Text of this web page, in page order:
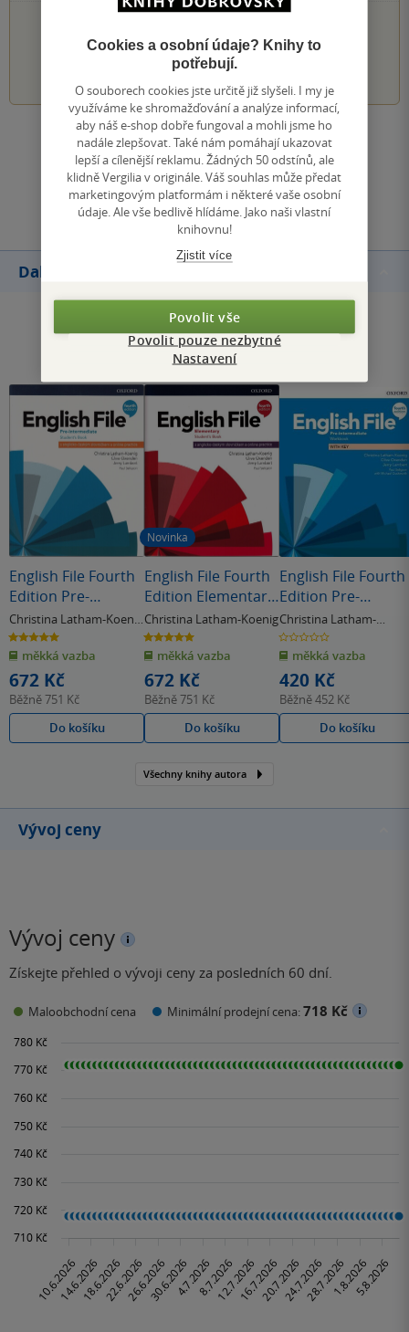
3 4 5
Zobrazit všechna hodnocení
Přidat hodnocení
Další knihy autora
English File Fourth
Edition Pre-
Intermediate
Student's Book s
anglicko-českým
slovníčkem a
Online Practice
Christina Latham-Koenig
& další
5.0
z
5
hvězdiček
měkká vazba
672 Kč
Běžně751 Kč
Do košíku
Novinka
English File Fourth
Edition Elementary
Student's Book s
anglicko-českým
slovníčkem a
Online Practice
Christina Latham-Koenig
5.0
z
5
hvězdiček
měkká vazba
672 Kč
Běžně751 Kč
Do košíku
English File Fourth
Edition Pre-
Intermediate
Workbook with
Answer Key
Christina Latham-
Koenig,Clive Oxenden
0.0
z
5
hvězdiček
měkká vazba
420 Kč
Běžně452 Kč
Do košíku
Všechny knihy autora
Vývoj ceny
Vývoj ceny
Získejte přehled o vývoji ceny za posledních 60 dní.
Maloobchodní cena Minimální prodejní cena:718 Kč
Cookies a osobní údaje? Knihy to
potřebují.
O souborech cookies jste určitě již slyšeli. I my je
využíváme ke shromažďování a analýze informací,
aby náš e-shop dobře fungoval a mohli jsme ho
nadále zlepšovat. Také nám pomáhají ukazovat
lepší a cílenější reklamu. Žádných 50 odstínů, ale
klidně Vergilia v originále. Váš souhlas může předat
marketingovým platformám i některé vaše osobní
údaje. Ale vše bedlivě hlídáme. Jako naši vlastní
knihovnu!
Zjistit více
Povolit vše
Povolit pouze nezbytné
Nastavení